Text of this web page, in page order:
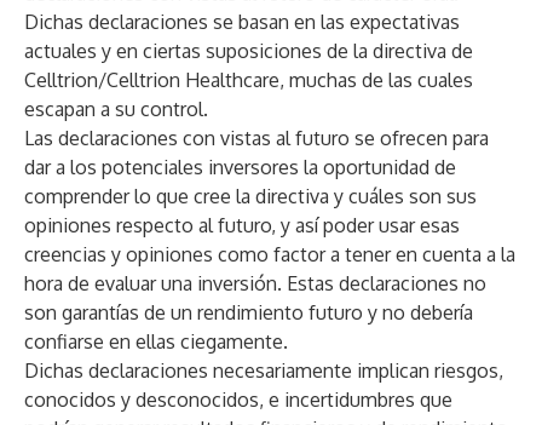
Dichas declaraciones se basan en las expectativas
actuales y en ciertas suposiciones de la directiva de
Celltrion/Celltrion Healthcare, muchas de las cuales
escapan a su control.
Las declaraciones con vistas al futuro se ofrecen para
dar a los potenciales inversores la oportunidad de
comprender lo que cree la directiva y cuáles son sus
opiniones respecto al futuro, y así poder usar esas
creencias y opiniones como factor a tener en cuenta a la
hora de evaluar una inversión. Estas declaraciones no
son garantías de un rendimiento futuro y no debería
confiarse en ellas ciegamente.
Dichas declaraciones necesariamente implican riesgos,
conocidos y desconocidos, e incertidumbres que